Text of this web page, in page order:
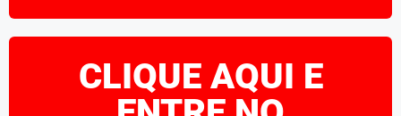
CLIQUE AQUI E